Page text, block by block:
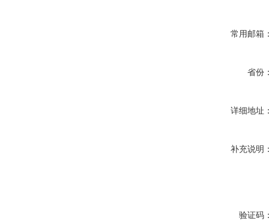
常用邮箱
省份
详细地址
补充说明
验证码